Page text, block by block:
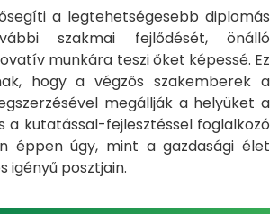
a legtehetségesebb diplomás
szakmai fejlődését, önálló
munkára teszi őket képessé. Ez
hogy a végzős szakemberek a
megállják a helyüket a
a kutatással-fejlesztéssel foglalkozó
éppen úgy, mint a gazdasági élet
igényű posztjain.